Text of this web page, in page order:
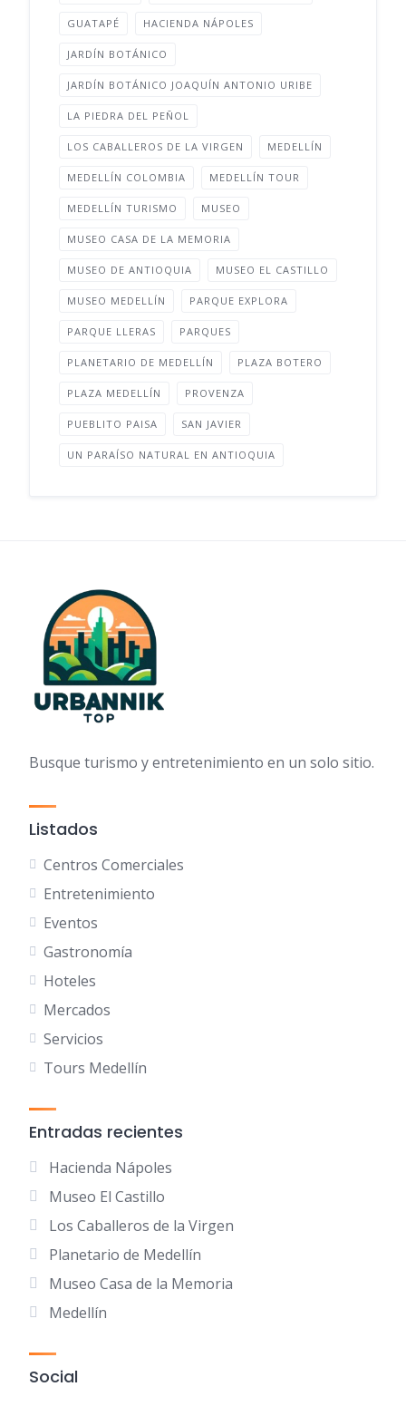
GUATAPÉ HACIENDA NÁPOLES
JARDÍN BOTÁNICO
JARDÍN BOTÁNICO JOAQUÍN ANTONIO URIBE
LA PIEDRA DEL PEÑOL
LOS CABALLEROS DE LA VIRGEN MEDELLÍN
MEDELLÍN COLOMBIA MEDELLÍN TOUR
MEDELLÍN TURISMO MUSEO
MUSEO CASA DE LA MEMORIA
MUSEO DE ANTIOQUIA MUSEO EL CASTILLO
MUSEO MEDELLÍN PARQUE EXPLORA
PARQUE LLERAS PARQUES
PLANETARIO DE MEDELLÍN PLAZA BOTERO
PLAZA MEDELLÍN PROVENZA
PUEBLITO PAISA SAN JAVIER
UN PARAÍSO NATURAL EN ANTIOQUIA
Busque turismo y entretenimiento en un solo sitio.
Listados
Centros Comerciales
Entretenimiento
Eventos
Gastronomía
Hoteles
Mercados
Servicios
Tours Medellín
Entradas recientes
Hacienda Nápoles
Museo El Castillo
Los Caballeros de la Virgen
Planetario de Medellín
Museo Casa de la Memoria
Medellín
Social